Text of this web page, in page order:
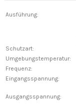
Ausführung:
Schutzart:
Umgebungstemperatur:
Frequenz:
Eingangsspannung:
Ausgangsspannung: